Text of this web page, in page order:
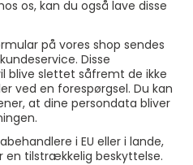
os, kan du også lave disse
på vores shop sendes
Disse
blive slettet såfremt de ikke
ved en forespørgsel. Du kan
at dine persondata bliver
i EU eller i lande,
en tilstrækkelig beskyttelse.